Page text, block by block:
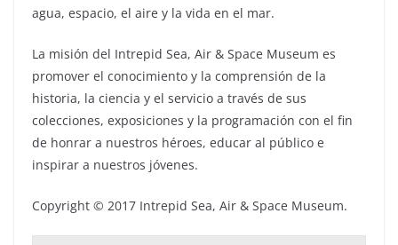
agua, espacio, el aire y la vida en el mar.
La misión del Intrepid Sea, Air & Space Museum es
promover el conocimiento y la comprensión de la
historia, la ciencia y el servicio a través de sus
colecciones, exposiciones y la programación con el fin
de honrar a nuestros héroes, educar al público e
inspirar a nuestros jóvenes.
Copyright © 2017 Intrepid Sea, Air & Space Museum.